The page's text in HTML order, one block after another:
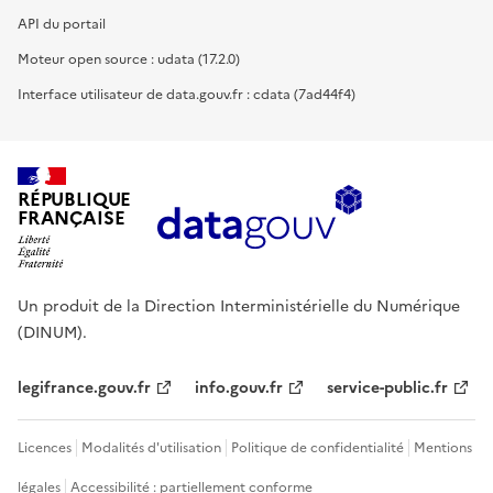
API du portail
Moteur open source : udata (17.2.0)
Interface utilisateur de data.gouv.fr : cdata (7ad44f4)
RÉPUBLIQUE
FRANÇAISE
Un produit de la Direction Interministérielle du Numérique
(DINUM).
legifrance.gouv.fr info.gouv.fr service-public.fr
Licences Modalités d'utilisation Politique de confidentialité Mentions
légales Accessibilité : partiellement conforme